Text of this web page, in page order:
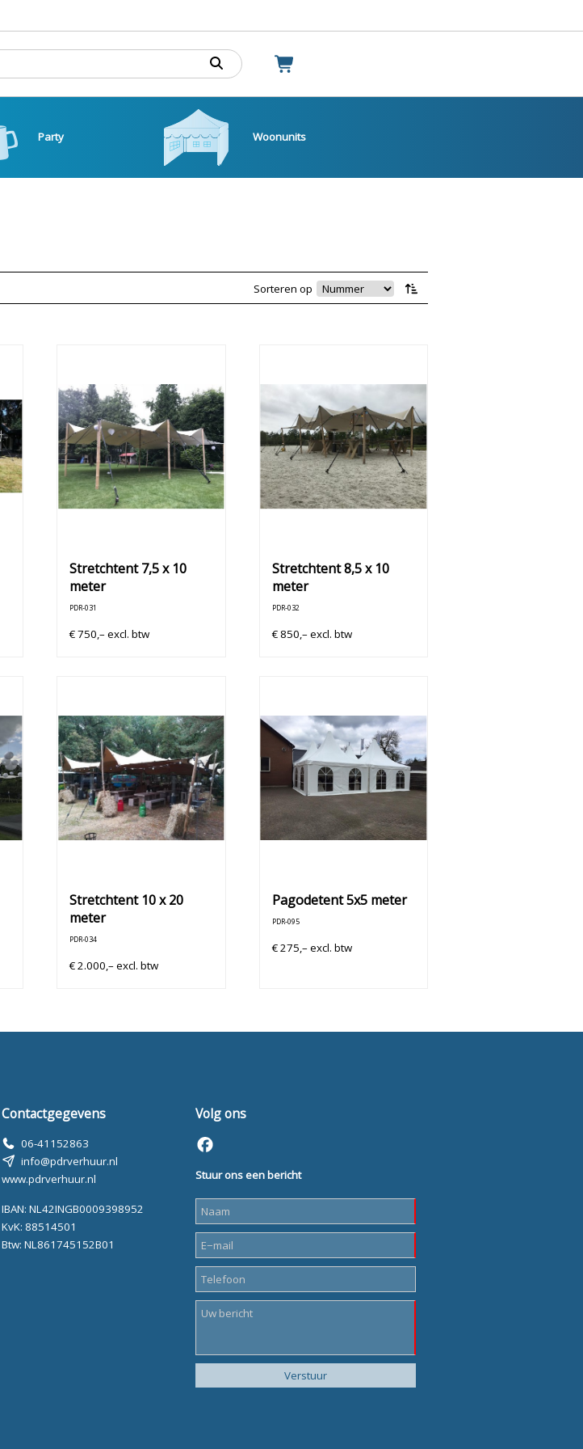
Party Woonunits
Sorteren op
Stretchtent 7,5 x 10
meter
PDR-031
€750,–excl. btw
Stretchtent 8,5 x 10
meter
PDR-032
€850,–excl. btw
Stretchtent 10 x 20
meter
PDR-034
€2.000,–excl. btw
Pagodetent 5x5 meter
PDR-095
€275,–excl. btw
Contactgegevens
06-41152863
info@pdrverhuur.nl
www.pdrverhuur.nl
IBAN: NL42INGB0009398952
KvK: 88514501
Btw: NL861745152B01
Volg ons
Stuur ons een bericht